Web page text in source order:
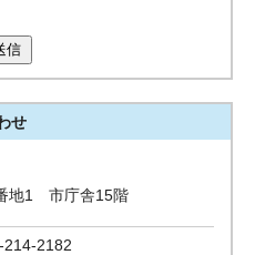
信
せ
地1 市庁舎15階
214-2182